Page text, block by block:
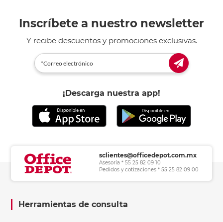
Inscríbete a nuestro newsletter
Y recibe descuentos y promociones exclusivas.
¡Descarga nuestra app!
sclientes@officedepot.com.mx
Asesoría * 55 25 82 09 10
Pedidos y cotizaciones * 55 25 82 09 00
Herramientas de consulta